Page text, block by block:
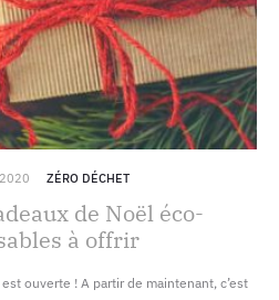
ZÉRO DÉCHET
de Noël éco-
à offrir
ouverte ! A partir de maintenant, c’est